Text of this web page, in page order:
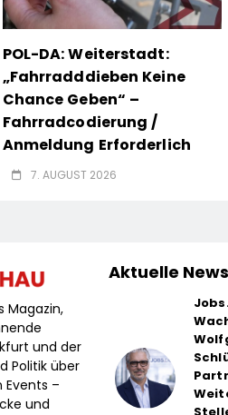
POL-DA: Weiterstadt:
„Fahrradddieben Keine
Chance Geben“ –
Fahrradcodierung /
Anmeldung Erforderlich
7. AUGUST 2026
Magazin,
und der
Politik über
Events –
und
Aktuelle News